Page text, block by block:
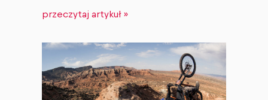
przeczytaj artykuł »